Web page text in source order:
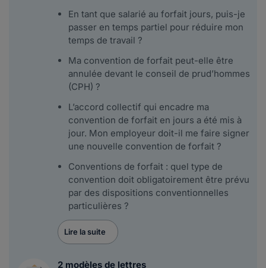
En tant que salarié au forfait jours, puis-je
passer en temps partiel pour réduire mon
temps de travail ?
Ma convention de forfait peut-elle être
annulée devant le conseil de prud’hommes
(CPH) ?
L’accord collectif qui encadre ma
convention de forfait en jours a été mis à
jour. Mon employeur doit-il me faire signer
une nouvelle convention de forfait ?
Conventions de forfait : quel type de
convention doit obligatoirement être prévu
par des dispositions conventionnelles
particulières ?
Lire la suite
2 modèles de lettres